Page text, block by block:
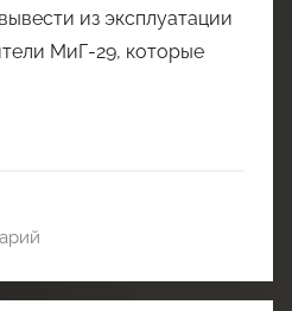
из эксплуатации
МиГ-29, которые